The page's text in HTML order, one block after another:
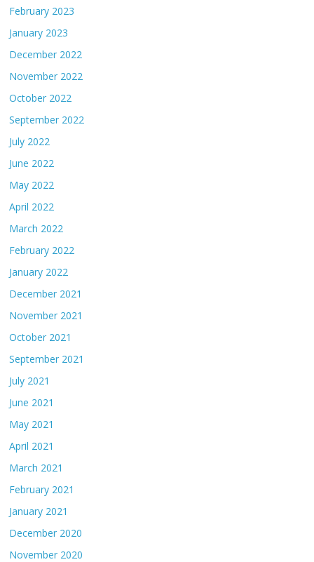
February 2023
January 2023
December 2022
November 2022
October 2022
September 2022
July 2022
June 2022
May 2022
April 2022
March 2022
February 2022
January 2022
December 2021
November 2021
October 2021
September 2021
July 2021
June 2021
May 2021
April 2021
March 2021
February 2021
January 2021
December 2020
November 2020